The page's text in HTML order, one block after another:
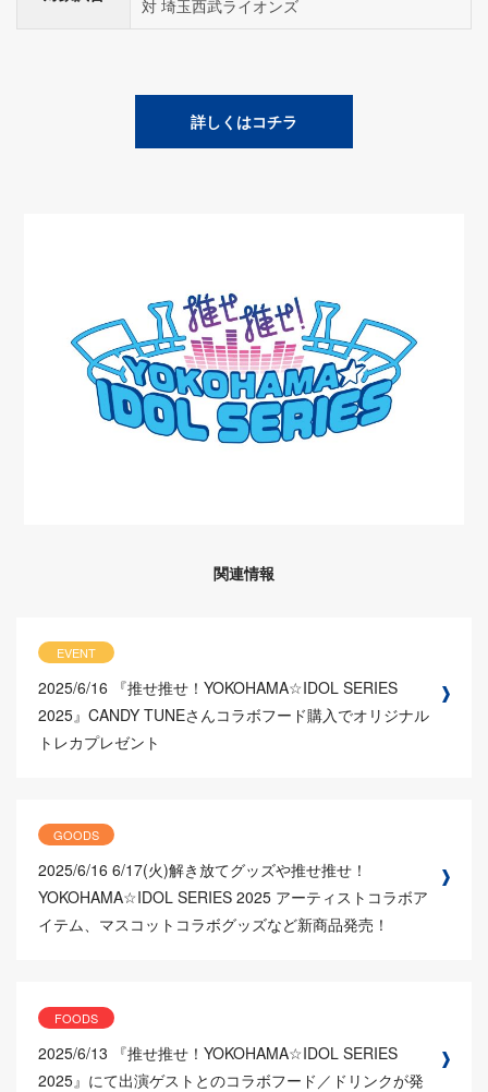
対 埼玉西武ライオンズ
詳しくはコチラ
関連情報
EVENT
2025/6/16
『推せ推せ！YOKOHAMA☆IDOL SERIES
2025』CANDY TUNEさんコラボフード購入でオリジナル
トレカプレゼント
GOODS
2025/6/16 6/17(火)解き放てグッズや推せ推せ！
YOKOHAMA☆IDOL SERIES 2025 アーティストコラボア
イテム、マスコットコラボグッズなど新商品発売！
FOODS
2025/6/13
『推せ推せ！YOKOHAMA☆IDOL SERIES
2025』にて出演ゲストとのコラボフード／ドリンクが発